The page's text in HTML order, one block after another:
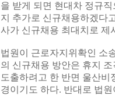
을 받게 되면 현대차 정규
지 추가로 신규채용하겠다
사가 신규채용 최대치로 제
법원이 근로자지위확인 소
의 신규채용 방안은 휴지
도출하려고 한 반면 울산
경이기도 하다. 반대로 법